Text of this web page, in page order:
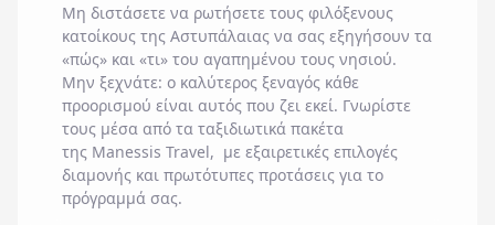
Μη διστάσετε να ρωτήσετε τους φιλόξενους
κατοίκους της Αστυπάλαιας να σας εξηγήσουν τα
«πώς» και «τι» του αγαπημένου τους νησιού.
Μην ξεχνάτε: ο καλύτερος ξεναγός κάθε
προορισμού είναι αυτός που ζει εκεί. Γνωρίστε
τους μέσα από τα ταξιδιωτικά πακέτα
της Manessis Travel, με εξαιρετικές επιλογές
διαμονής και πρωτότυπες προτάσεις για το
πρόγραμμά σας.